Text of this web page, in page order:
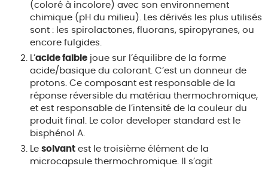
(coloré à incolore) avec son environnement
chimique (pH du milieu). Les dérivés les plus utilisés
sont : les spirolactones, fluorans, spiropyranes, ou
encore fulgides.
L’acide faible joue sur l’équilibre de la forme
acide/basique du colorant. C’est un donneur de
protons. Ce composant est responsable de la
réponse réversible du matériau thermochromique,
et est responsable de l’intensité de la couleur du
produit final. Le color developer standard est le
bisphénol A.
Le solvant est le troisième élément de la
microcapsule thermochromique. Il s’agit